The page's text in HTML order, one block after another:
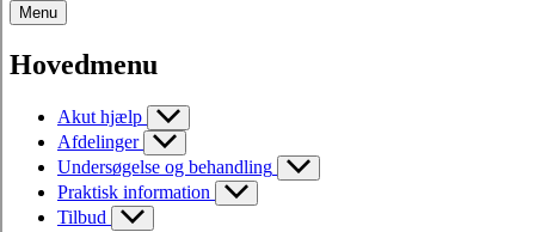
Menu
Hovedmenu
Akut hjælp
Afdelinger
Undersøgelse og behandling
Praktisk information
Tilbud